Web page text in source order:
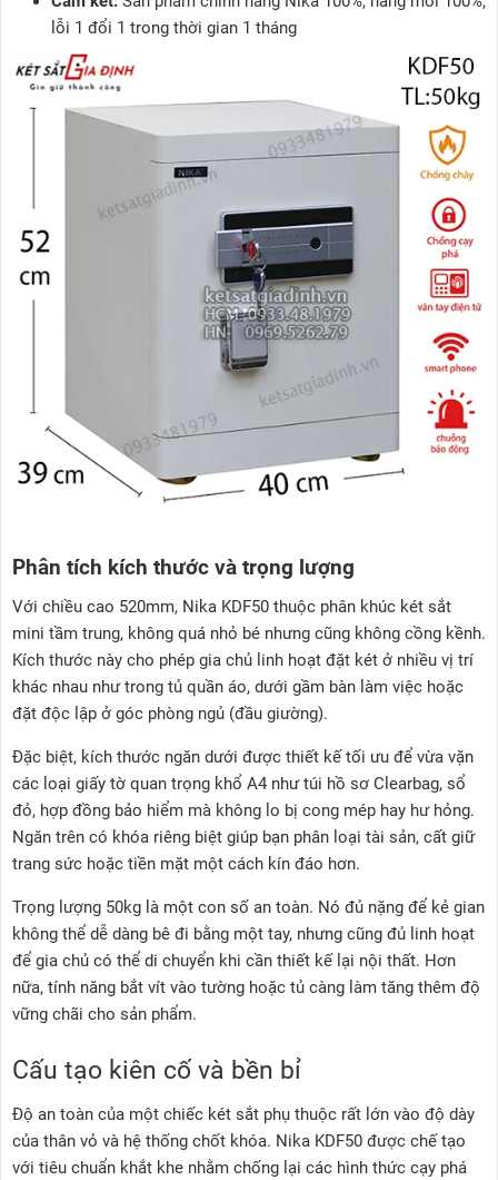
lỗi 1 đổi 1 trong thời gian 1 tháng
Phân tích kích thước và trọng lượng
Với chiều cao 520mm, Nika KDF50 thuộc phân khúc két sắt
mini tầm trung, không quá nhỏ bé nhưng cũng không cồng kềnh.
Kích thước này cho phép gia chủ linh hoạt đặt két ở nhiều vị trí
khác nhau như trong tủ quần áo, dưới gầm bàn làm việc hoặc
đặt độc lập ở góc phòng ngủ (đầu giường).
Đặc biệt, kích thước ngăn dưới được thiết kế tối ưu để vừa vặn
các loại giấy tờ quan trọng khổ A4 như túi hồ sơ Clearbag, sổ
đỏ, hợp đồng bảo hiểm mà không lo bị cong mép hay hư hỏng.
Ngăn trên có khóa riêng biệt giúp bạn phân loại tài sản, cất giữ
trang sức hoặc tiền mặt một cách kín đáo hơn.
Trọng lượng 50kg là một con số an toàn. Nó đủ nặng để kẻ gian
không thể dễ dàng bê đi bằng một tay, nhưng cũng đủ linh hoạt
để gia chủ có thể di chuyển khi cần thiết kế lại nội thất. Hơn
nữa, tính năng bắt vít vào tường hoặc tủ càng làm tăng thêm độ
vững chãi cho sản phẩm.
Cấu tạo kiên cố và bền bỉ
Độ an toàn của một chiếc két sắt phụ thuộc rất lớn vào độ dày
của thân vỏ và hệ thống chốt khóa. Nika KDF50 được chế tạo
với tiêu chuẩn khắt khe nhằm chống lại các hình thức cạy phá